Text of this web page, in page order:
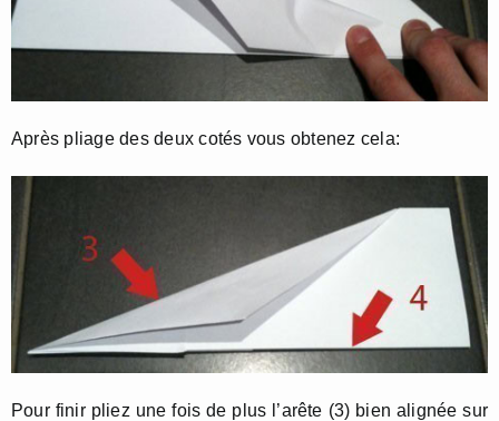
Après pliage des deux cotés vous obtenez cela:
Pour finir pliez une fois de plus l’arête (3) bien alignée sur